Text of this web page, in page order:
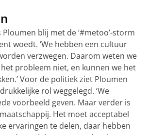
blij met de ‘#metoo’-storm
woedt. ‘We hebben een cultuur
verzwegen. Daarom weten we
probleem niet, en kunnen we het
Voor de politiek ziet Ploumen
rol weggelegd. ‘We
voorbeeld geven. Maar verder is
Het moet acceptabel
ervaringen te delen, daar hebben